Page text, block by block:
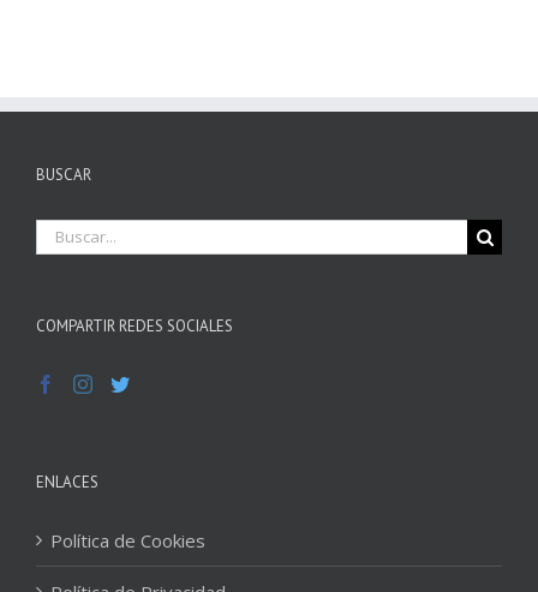
BUSCAR
Buscar
COMPARTIR REDES SOCIALES
ENLACES
Política de Cookies